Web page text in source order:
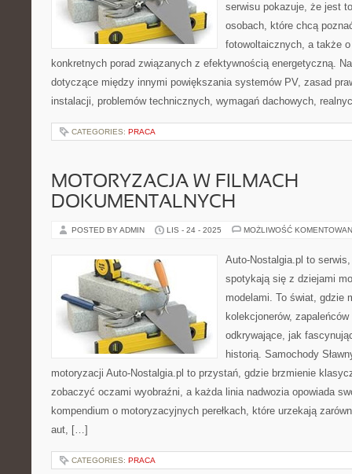
serwisu pokazuje, że jest
osobach, które chcą
fotowoltaicznych, a także
konkretnych porad związanych z efektywnością energetyczną.
dotyczące między innymi powiększania systemów PV, zasad
instalacji, problemów technicznych, wymagań dachowych,
CATEGORIES: PRACA
MOTORYZACJA W FILMACH
DOKUMENTALNYCH
POSTED BY ADMIN LIS - 24 - 2025 MOŻLIWOŚĆ
Auto-Nostalgia.pl to
spotykają się z dziejami
modelami. To świat, gdzie
kolekcjonerów,
odkrywające, jak
historią. Samochody
motoryzacji Auto-Nostalgia.pl to przystań, gdzie brzmienie
zobaczyć oczami wyobraźni, a każda linia nadwozia opowiada
kompendium o motoryzacyjnych perełkach, które urzekają
aut, […]
CATEGORIES: PRACA